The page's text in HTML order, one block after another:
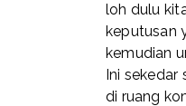
loh dulu
keputusan
kemudian
Ini sekedar
di ruang